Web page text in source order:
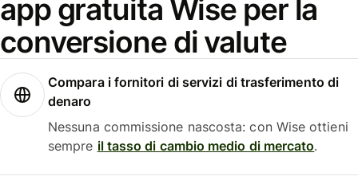
app gratuita Wise per la
conversione di valute
Compara i fornitori di servizi di trasferimento di
denaro
Nessuna commissione nascosta: con Wise ottieni
sempre il tasso di cambio medio di mercato.